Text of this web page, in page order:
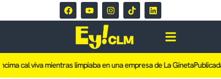
cal viva mientras limpiaba en una empresa de La GinetaPublicada